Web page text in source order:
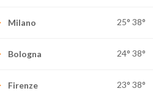
Milano 25° 38°
Bologna 24° 38°
Firenze 23° 38°